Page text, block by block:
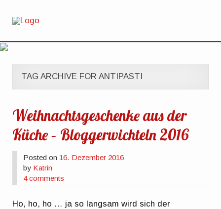
TAG ARCHIVE FOR ANTIPASTI
Weihnachtsgeschenke aus der
Küche – Bloggerwichteln 2016
Posted on 16. Dezember 2016
by Katrin
4 comments
Ho, ho, ho … ja so langsam wird sich der